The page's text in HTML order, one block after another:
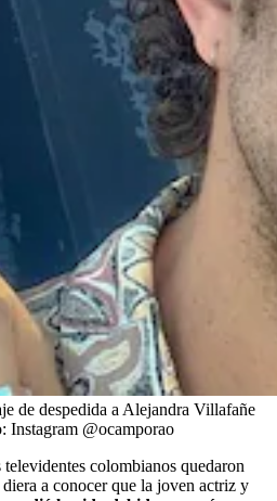
de despedida a Alejandra Villafañe
Instagram @ocamporao
colombianos quedaron
a conocer que la joven actriz y